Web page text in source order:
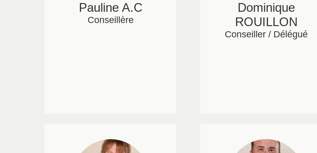
Pauline A.C
Conseillère
Dominique
ROUILLON
Conseiller / Délégué